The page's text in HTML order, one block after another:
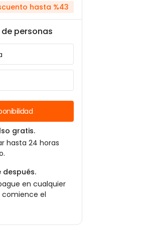
hasta %43
personas
gratis.
hasta 24 horas
después.
en cualquier
el